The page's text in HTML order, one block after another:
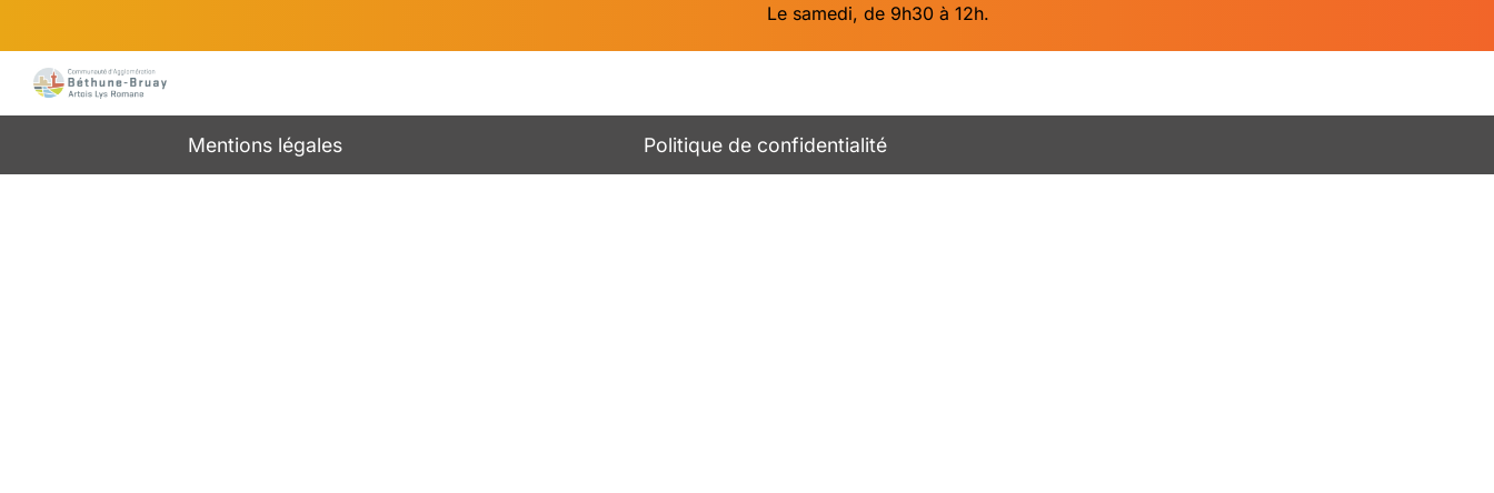
Le samedi, de 9h30 à 12h.
Mentions légales Politique de confidentialité